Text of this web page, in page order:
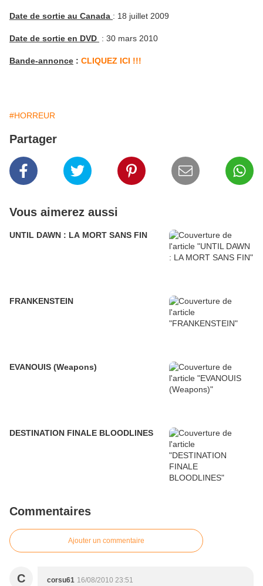
Date de sortie au Canada : 18 juillet 2009
Date de sortie en DVD : 30 mars 2010
Bande-annonce : CLIQUEZ ICI !!!
#HORREUR
Partager
Vous aimerez aussi
UNTIL DAWN : LA MORT SANS FIN
FRANKENSTEIN
EVANOUIS (Weapons)
DESTINATION FINALE BLOODLINES
Commentaires
Ajouter un commentaire
C corsu61 16/08/2010 23:51